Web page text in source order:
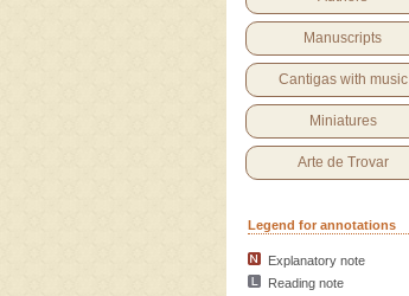
Manuscripts
Cantigas with music
Miniatures
Arte de Trovar
Legend for annotations
Explanatory note
Reading note